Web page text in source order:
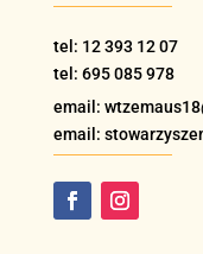
tel: 12 393 12 07
tel: 695 085 978
email:
email: